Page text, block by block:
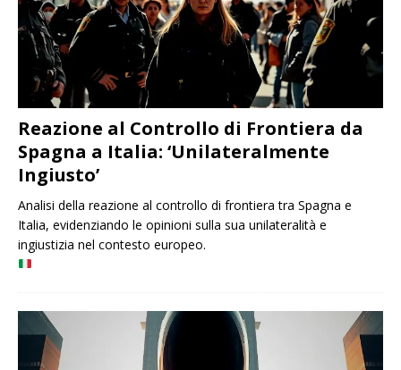
Reazione al Controllo di Frontiera da
Spagna a Italia: ‘Unilateralmente
Ingiusto’
Analisi della reazione al controllo di frontiera tra Spagna e
Italia, evidenziando le opinioni sulla sua unilateralità e
ingiustizia nel contesto europeo.